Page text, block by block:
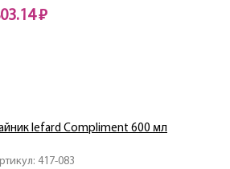
₽
417-083
lefard Compliment 600 мл